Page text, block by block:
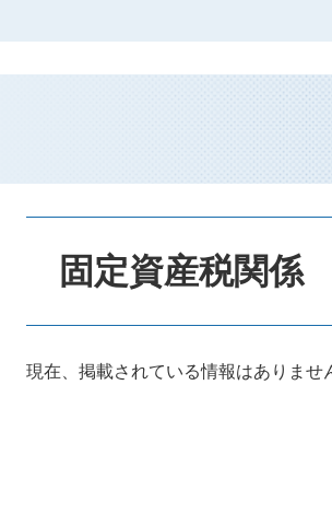
固定資産税関係
現在、掲載されている情報はありませ